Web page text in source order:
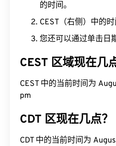
的时间。
CEST（右侧）中的时
您还可以通过单击日
CEST 区域现在几
CEST 中的当前时间为
pm
CDT 区现在几点？
CDT 中的当前时间为